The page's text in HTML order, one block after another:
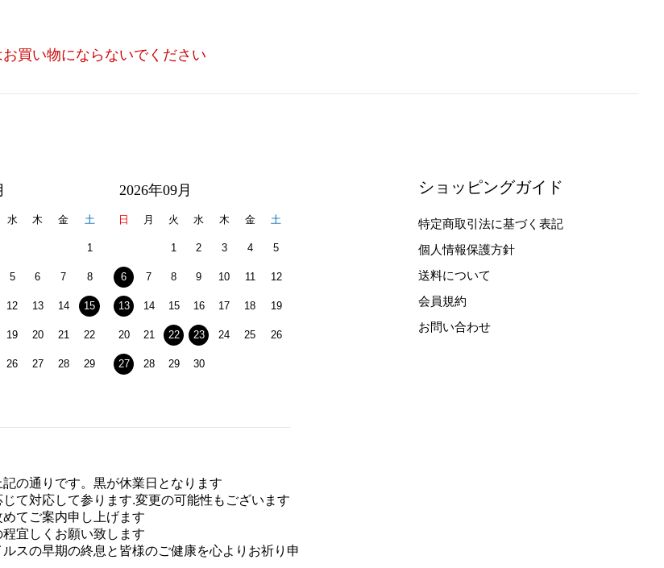
買い物にならないでください
水 木 金 土
1
5 6 7 8
12 13 14 15
19 20 21 22
26 27 28 29
2026年09月
日 月 火 水 木 金 土
1 2 3 4 5
6 7 8 9 10 11 12
13 14 15 16 17 18 19
20 21 22 23 24 25 26
27 28 29 30
の通りです。黒が休業日となります
て対応して参ります.変更の可能性もございます
てご案内申し上げます
宜しくお願い致します
スの早期の終息と皆様のご健康を心よりお祈り申
ショッピングガイド
特定商取引法に基づく表記
個人情報保護方針
送料について
会員規約
お問い合わせ